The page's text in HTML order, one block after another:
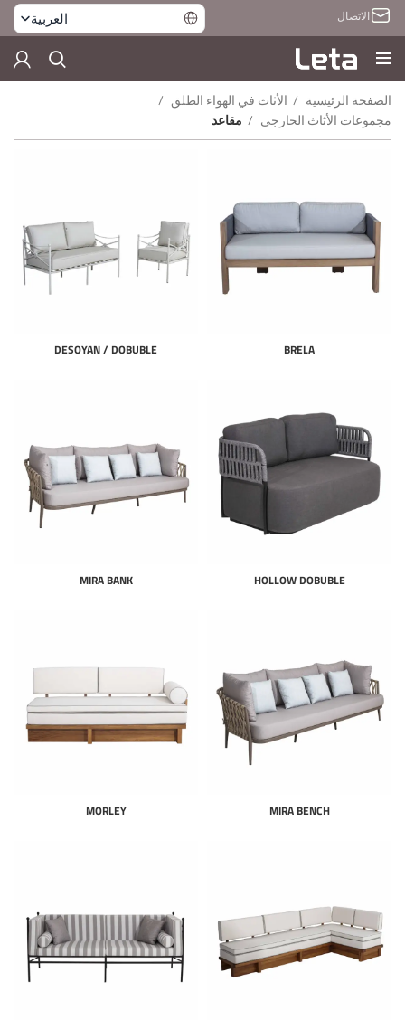
الاتصال العربية
الصفحة الرئيسية
الأثاث في الهواء الطلق
مجموعات الأثاث الخارجي
مقاعد
BRELA
DESOYAN / DOBUBLE
HOLLOW DOBUBLE
MIRA BANK
MIRA BENCH
MORLEY